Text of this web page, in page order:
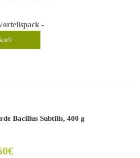
-
Bacillus Subtilis, 400 g
€